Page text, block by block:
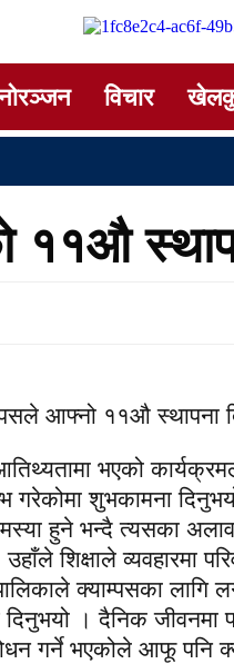
विचार
११औ
आफ्नो ११औ स्थापना
भएको
गरेकोमा शुभकामना
हुने भन्दै त्यसका
शिक्षाले व्यवहारमा
क्याम्पसका लागि
दिनुभयो । दैनिक जीवनमा
गर्ने भएकोले आफू पनि